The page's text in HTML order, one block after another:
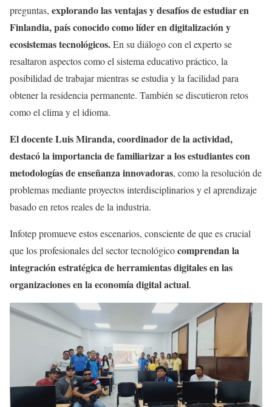
preguntas, explorando las ventajas y desafíos de estudiar en
Finlandia, país conocido como líder en digitalización y
ecosistemas tecnológicos.En su diálogo con el experto se
resaltaron aspectos como el sistema educativo práctico, la
posibilidad de trabajar mientras se estudia y la facilidad para
obtener la residencia permanente. También se discutieron retos
como el clima y el idioma.
El docente Luis Miranda, coordinador de la actividad,
destacó la importancia de familiarizar a los estudiantes con
metodologías de enseñanza innovadoras, como la resolución de
problemas mediante proyectos interdisciplinarios y el aprendizaje
basado en retos reales de la industria.
Infotep promueve estos escenarios, consciente de que es crucial
que los profesionales del sector tecnológicocomprendan la
integración estratégica de herramientas digitales en las
organizaciones en la economía digital actual.